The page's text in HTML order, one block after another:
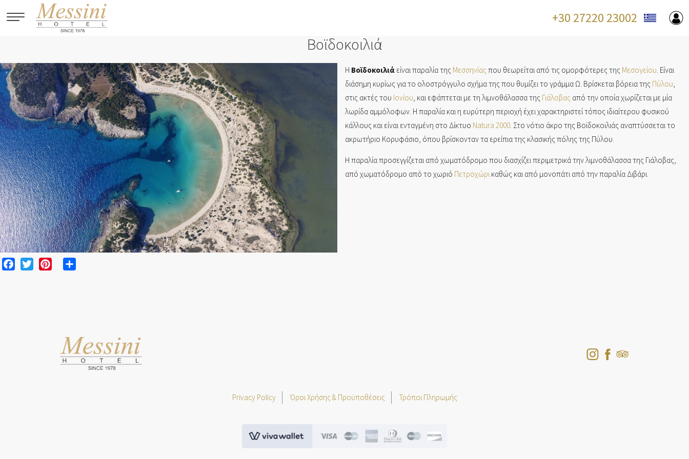
Παράκαμψη προς το κυρίως περιεχόμενο
+30 27220 23002
Βοϊδοκοιλιά
Η Βοϊδοκοιλιάείναι παραλία της Μεσσηνίας που θεωρείται από τις ομορφότερες της Μεσογείου. Είναι
διάσημη κυρίως για το ολοστρόγγυλο σχήμα της που θυμίζει το γράμμα Ω. Βρίσκεται βόρεια της Πύλου,
στις ακτές του Ιονίου, και εφάπτεται με τη λιμνοθάλασσα της Γιάλοβας από την οποία χωρίζεται με μία
λωρίδα αμμόλοφων. Η παραλία και η ευρύτερη περιοχή έχει χαρακτηριστεί τόπος ιδιαίτερου φυσικού
κάλλους και είναι ενταγμένη στο Δίκτυο Natura 2000. Στο νότιο άκρο της Βοϊδοκοιλιάς αναπτύσσεται το
ακρωτήριο Κορυφάσιο, όπου βρίσκονταν τα ερείπια της κλασικής πόλης της Πύλου.
Η παραλία προσεγγίζεται από χωματόδρομο που διασχίζει περιμετρικά την λιμνοθάλασσα της Γιάλοβας,
από χωματόδρομο από το χωριό Πετροχώρικαθώς και από μονοπάτι από την παραλία Διβάρι.
Facebook
Twitter Pinterest
Privacy Policy Όροι Χρήσης & Προϋποθέσεις Τρόποι Πληρωμής